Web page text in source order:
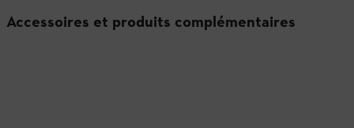
Accessoires et produits complémentaires